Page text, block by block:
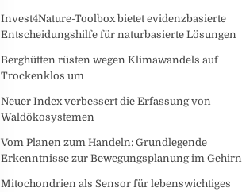
Invest4Nature-Toolbox bietet evidenzbasierte
Entscheidungshilfe für naturbasierte Lösungen
Berghütten rüsten wegen Klimawandels auf
Trockenklos um
Neuer Index verbessert die Erfassung von
Waldökosystemen
Vom Planen zum Handeln: Grundlegende
Erkenntnisse zur Bewegungsplanung im Gehirn
Mitochondrien als Sensor für lebenswichtiges